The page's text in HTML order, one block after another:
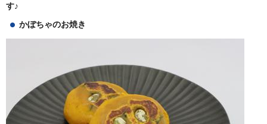
す♪
かぼちゃのお焼き